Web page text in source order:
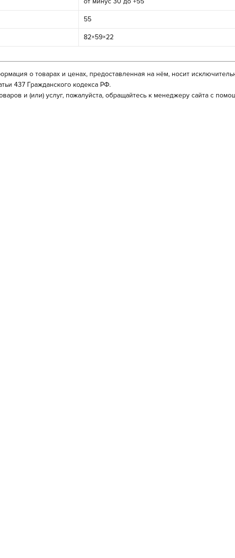
55
82×59×22
о товарах и ценах, предоставленная на нём, носит
437 Гражданского кодекса РФ.
и (или) услуг, пожалуйста, обращайтесь к менеджеру сайта с